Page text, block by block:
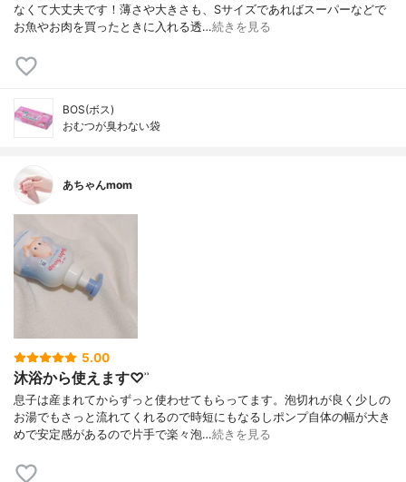
なくて大丈夫です！薄さや大きさも、Sサイズであればスーパーなどで
お魚やお肉を買ったときに入れる透…続きを見る
BOS(ボス)
おむつが臭わない袋
あちゃんmom
5.00
沐浴から使えます♡ʾʾ
息子は産まれてからずっと使わせてもらってます。泡切れが良く少しの
お湯でもさっと流れてくれるので時短にもなるしポンプ自体の幅が大き
めで安定感があるので片手で楽々泡…続きを見る